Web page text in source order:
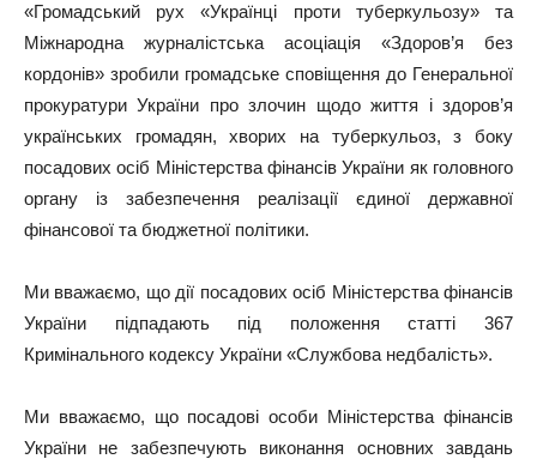
«Громадський рух «Українці проти туберкульозу» та
Міжнародна журналістська асоціація «Здоров’я без
кордонів» зробили громадське сповіщення до Генеральної
прокуратури України про злочин щодо життя і здоров’я
українських громадян, хворих на туберкульоз, з боку
посадових осіб Міністерства фінансів України як головного
органу із забезпечення реалізації єдиної державної
фінансової та бюджетної політики.
Ми вважаємо, що дії посадових осіб Міністерства фінансів
України підпадають під положення статті 367
Кримінального кодексу України «Службова недбалість».
Ми вважаємо, що посадові особи Міністерства фінансів
України не забезпечують виконання основних завдань